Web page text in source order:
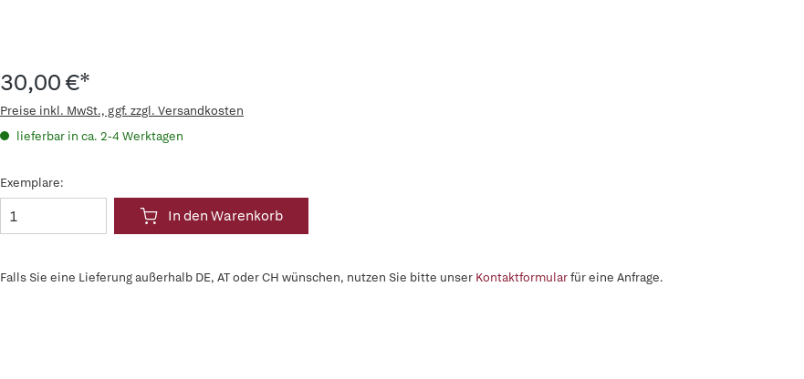
30,00 €*
Preise inkl. MwSt., ggf. zzgl. Versandkosten
lieferbar in ca. 2-4 Werktagen
Exemplare:
In den Warenkorb
Falls Sie eine Lieferung außerhalb DE, AT oder CH wünschen, nutzen Sie bitte unser Kontaktformularfür eine Anfrage.